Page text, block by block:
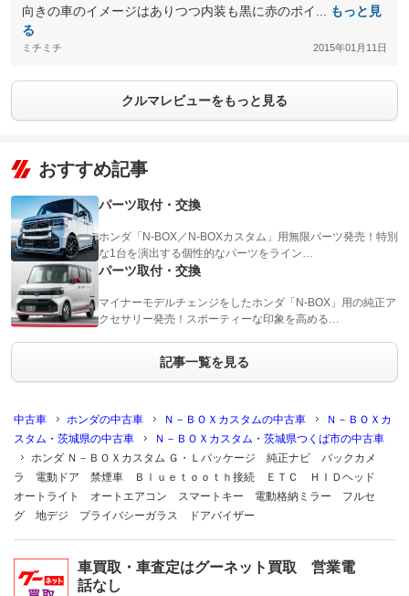
向きの車のイメージはありつつ内装も黒に赤のポイ...
もっと見
る
ミチミチ 2015年01月11日
クルマレビューをもっと見る
おすすめ記事
パーツ取付・交換
ホンダ「N-BOX／N-BOXカスタム」用無限パーツ発売！特別
な1台を演出する個性的なパーツをライン…
パーツ取付・交換
マイナーモデルチェンジをしたホンダ「N-BOX」用の純正ア
クセサリー発売！スポーティーな印象を高める…
記事一覧を見る
中古車 ホンダの中古車 Ｎ－ＢＯＸカスタムの中古車
Ｎ－ＢＯＸカ
スタム・茨城県の中古車
Ｎ－ＢＯＸカスタム・茨城県つくば市の中古車
ホンダ Ｎ－ＢＯＸカスタム Ｇ・Ｌパッケージ 純正ナビ バックカメ
ラ 電動ドア 禁煙車 Ｂｌｕｅｔｏｏｔｈ接続 ＥＴＣ ＨＩＤヘッド
オートライト オートエアコン スマートキー 電動格納ミラー フルセ
グ 地デジ プライバシーガラス ドアバイザー
車買取・車査定はグーネット買取 営業電
話なし